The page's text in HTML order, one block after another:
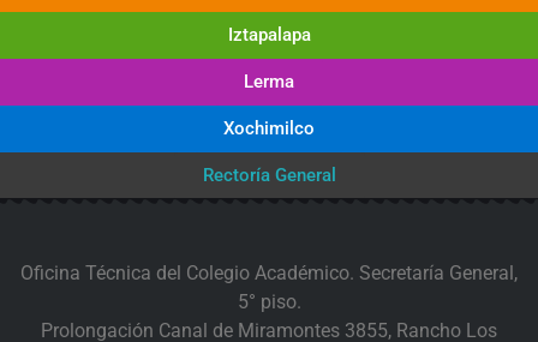
Iztapalapa
Lerma
Xochimilco
Rectoría General
Oficina Técnica del Colegio Académico. Secretaría General,
5° piso.
Prolongación Canal de Miramontes 3855, Rancho Los